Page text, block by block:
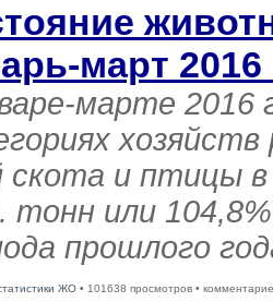
март 2016
марте 2016
хозяйств
скота и птицы
или
прошлого
ЖО • 101638 просмотров •